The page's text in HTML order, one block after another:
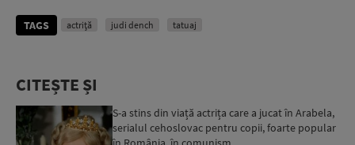
TAGS actriță judi dench tatuaj
CITEȘTE ȘI
S-a stins din viață actrița care a jucat în Arabela,
serialul cehoslovac pentru copii, foarte popular